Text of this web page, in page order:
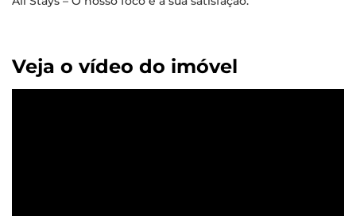
Veja o vídeo do imóvel